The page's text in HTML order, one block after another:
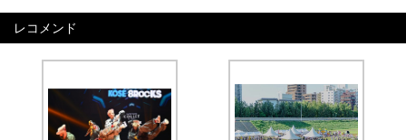
レコメンド